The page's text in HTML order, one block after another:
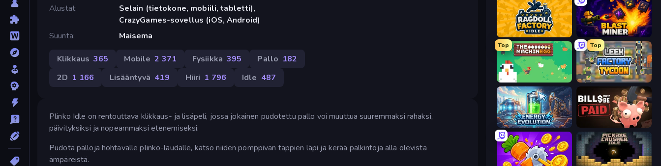
Alustat
Selain (tietokone, mobiili, tabletti),
CrazyGames-sovellus (iOS, Android)
Suunta
Maisema
Klikkaus 365 Mobile 2 371 Fysiikka 395 Pallo 182
2D 1 166 Lisääntyvä 419 Hiiri 1 796 Idle 487
Plinko Idle on rentouttava klikkaus- ja lisäpeli, jossa jokainen pudotettu pallo voi muuttua suuremmaksi rahaksi,
päivityksiksi ja nopeammaksi etenemiseksi.
Pudota palloja hohtavalle plinko-laudalle, katso niiden pomppivan tappien läpi ja kerää palkintoja alla olevista
ämpäreistä.
Ragdoll Factory Idle Blast Miner
Top
The MachinEGG
Top
Leek Factory Tycoon
Energy Evolution Bills Must Be Paid